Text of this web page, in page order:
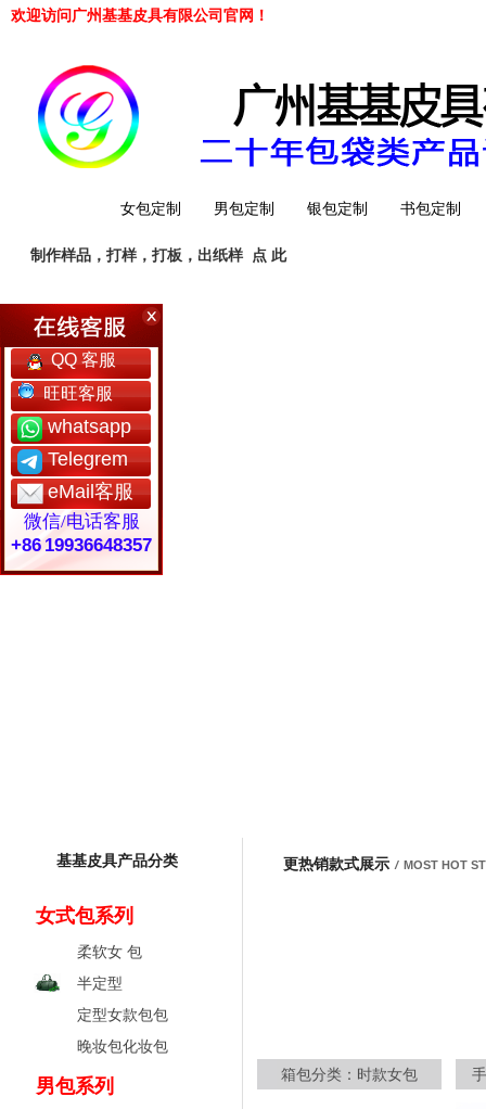
欢迎访问广州基基皮具有限公司官网！
女包定制 男包定制 银包定制 书包定制
工厂简介
制作样品，打样，打板，出纸样 点 此
基基皮具产品分类
女式包系列
柔软女 包
半定型
定型女款包包
晚妆包化妆包
男包系列
更热销款式展示 / MOST HOT
箱包分类：时款女包
QQ 客服
旺旺客服
whatsapp
Telegrem
eMail客服
微信/电话客服
+86 19936648357